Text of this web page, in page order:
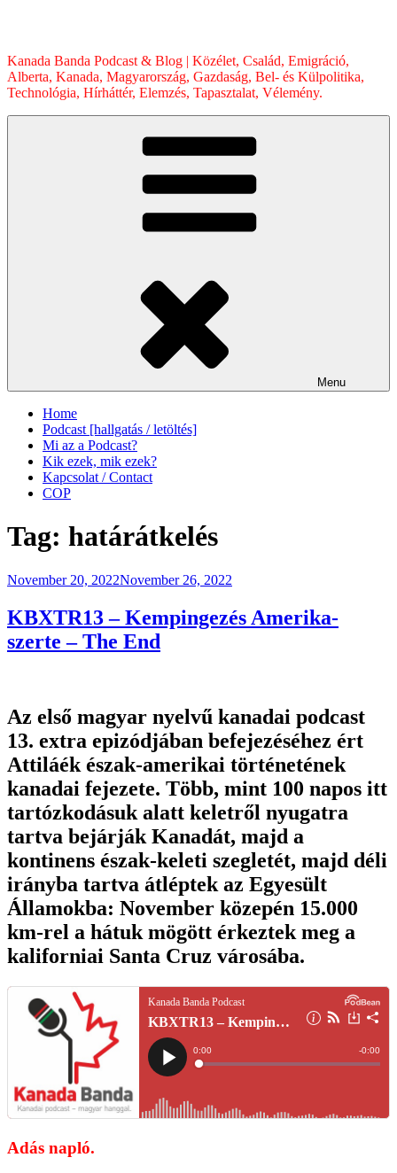
Kanada Banda Podcast & Blog | Közélet, Család, Emigráció,
Alberta, Kanada, Magyarország, Gazdaság, Bel- és Külpolitika,
Technológia, Hírháttér, Elemzés, Tapasztalat, Vélemény.
Menu
Home
Podcast [hallgatás / letöltés]
Mi az a Podcast?
Kik ezek, mik ezek?
Kapcsolat / Contact
COP
Tag: határátkelés
Posted
November 20, 2022November 26, 2022
KBXTR13 – Kempingezés Amerika-
szerte – The End
Az első magyar nyelvű kanadai podcast
13. extra epizódjában befejezéséhez ért
Attiláék észak-amerikai történetének
kanadai fejezete. Több, mint 100 napos itt
tartózkodásuk alatt keletről nyugatra
tartva bejárják Kanadát, majd a
kontinens észak-keleti szegletét, majd déli
irányba tartva átléptek az Egyesült
Államokba: November közepén 15.000
km-rel a hátuk mögött érkeztek meg a
kaliforniai Santa Cruz városába.
Adás napló.